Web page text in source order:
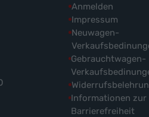
Anmelden
Impressum
Neuwagen-
Gebrauchtwagen-
Informationen zur
Barrierefreiheit